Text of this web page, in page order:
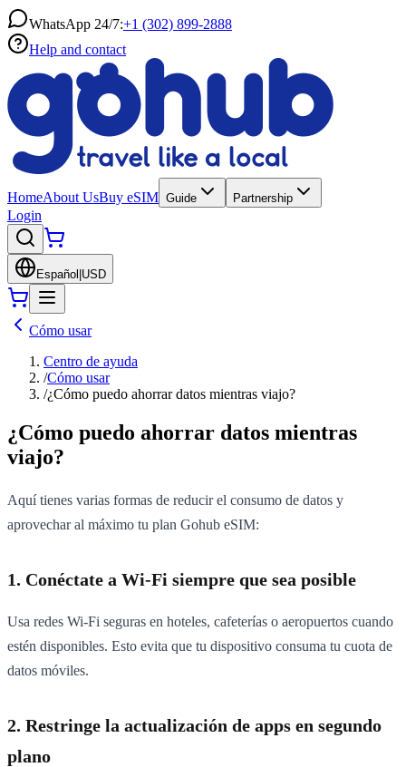
WhatsApp 24/7:+1 (302) 899-2888
Help and contact
HomeAbout UsBuy eSIM Guide Partnership
Login
Español USD
Cómo usar
Centro de ayuda
/Cómo usar
/¿Cómo puedo ahorrar datos mientras viajo?
¿Cómo puedo ahorrar datos mientras
viajo?
Aquí tienes varias formas de reducir el consumo de datos y
aprovechar al máximo tu plan Gohub eSIM:
1. Conéctate a Wi-Fi siempre que sea posible
Usa redes Wi-Fi seguras en hoteles, cafeterías o aeropuertos cuando
estén disponibles. Esto evita que tu dispositivo consuma tu cuota de
datos móviles.
2. Restringe la actualización de apps en segundo
plano